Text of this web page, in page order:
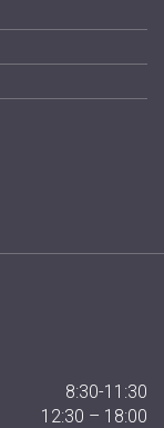
8:30-11:30
12:30 – 18:00